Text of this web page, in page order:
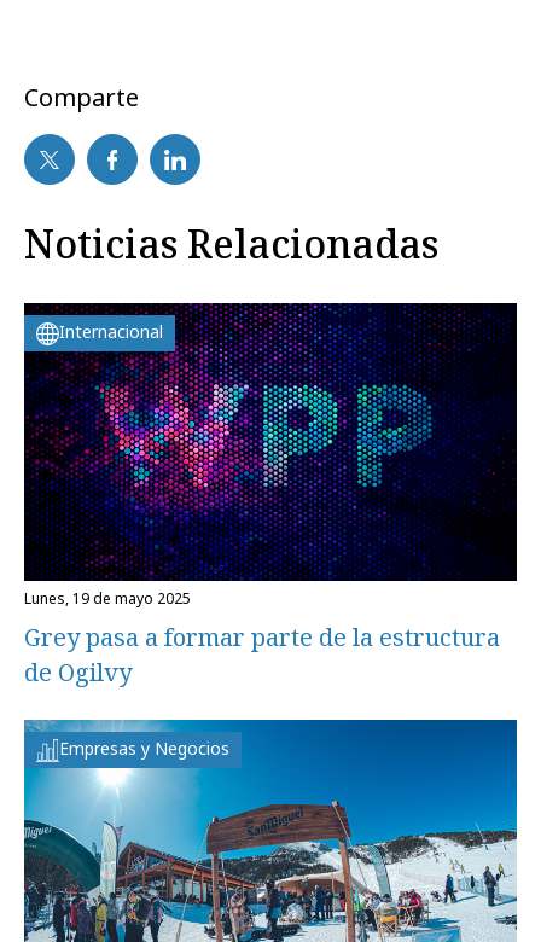
Comparte
Noticias Relacionadas
Internacional
lunes, 19 de mayo 2025
Grey pasa a formar parte de la estructura
de Ogilvy
Empresas y Negocios